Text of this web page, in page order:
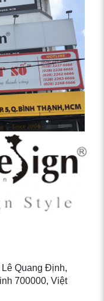
Lê Quang Định,
700000, Việt